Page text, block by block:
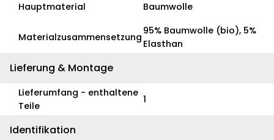
Hauptmaterial Baumwolle
Materialzusammensetzung
95% Baumwolle (bio), 5%
Elasthan
Lieferung & Montage
Lieferumfang - enthaltene
Teile
1
Identifikation